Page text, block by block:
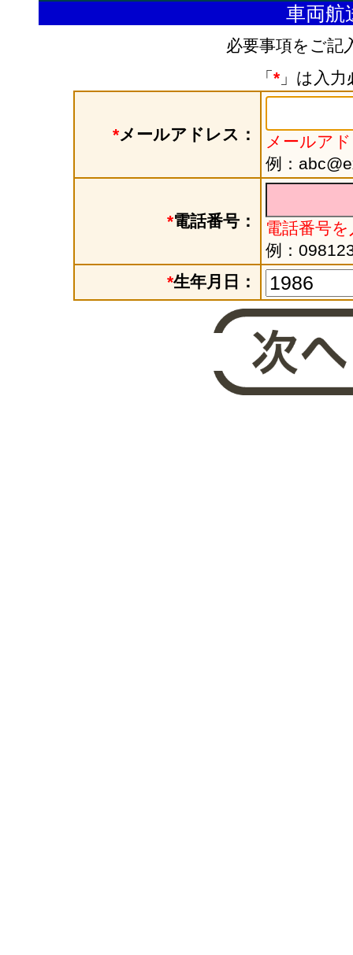
車両航
必要事項をご記
「 *」は入力
*メールアドレス：
メールア
例：
*電話番号：
電話番号
例：
*生年月日：